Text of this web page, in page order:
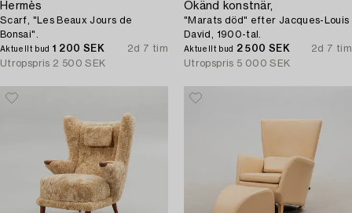
Hermès
Scarf, "Les Beaux Jours de
Bonsai".
Aktuellt bud 1 200 SEK
2d 7 tim
Utropspris 2 500 SEK
Okänd konstnär,
"Marats död" efter Jacques-Louis
David, 1900-tal.
Aktuellt bud 2 500 SEK
2d 7 tim
Utropspris 5 000 SEK